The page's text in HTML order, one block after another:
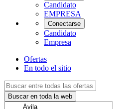
Candidato
EMPRESA
Conectarse
Candidato
Empresa
Ofertas
En todo el sitio